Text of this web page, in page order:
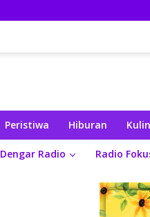
Peristiwa Hiburan
Dengar Radio Radio